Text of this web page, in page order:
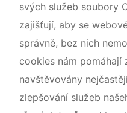
svých služeb soubory
zajišťují, aby se
správně, bez nich
cookies nám
navštěvovány
zlepšování služeb